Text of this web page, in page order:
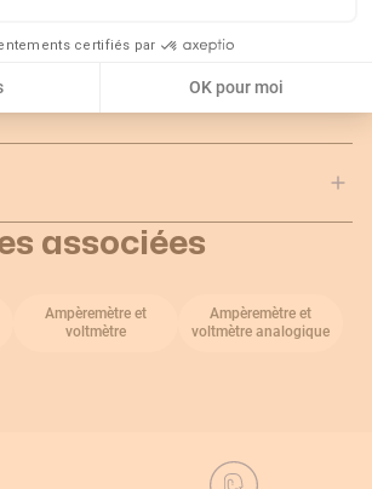
certifiés par
OK pour moi
associées
Ampèremètre et
voltmètre
Ampèremètre et
voltmètre analogique